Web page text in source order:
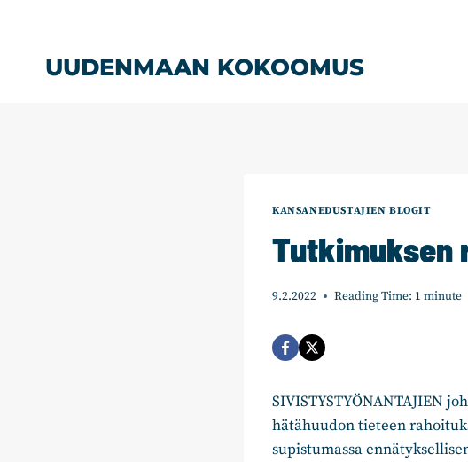
UUDENMAAN KOKOOMUS
KANSANEDUSTAJIEN BLOGIT
Tutkimuksen
9.2.2022 Reading Time: 1 minute
SIVISTYSTYÖNANTAJIEN
hätähuudon tieteen
supistumassa